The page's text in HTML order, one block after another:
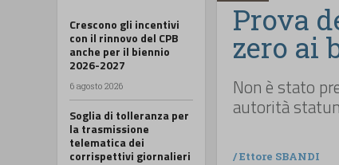
Crescono gli incentivi
con il rinnovo del CPB
anche per il biennio
2026-2027
6 agosto 2026
Soglia di tolleranza per
la trasmissione
telematica dei
corrispettivi giornalieri
Prova
zero ai
Non è stato
autorità
/Ettore SBANDI